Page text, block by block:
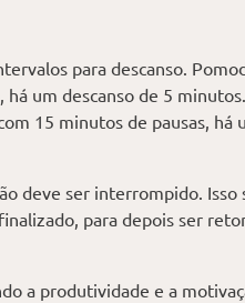
para descanso.
um descanso de 5
15 minutos de pausas, há
deve ser interrompido. Isso
para depois ser
a produtividade e a